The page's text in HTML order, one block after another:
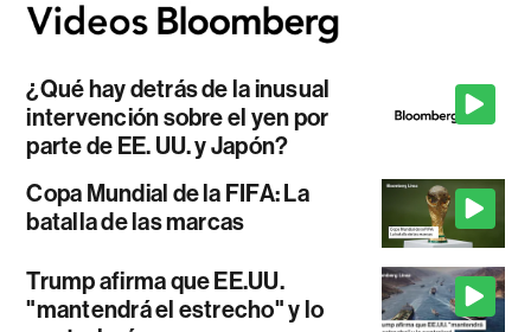
¿Qué hay detrás de la inusual
intervención sobre el yen por
parte de EE. UU. y Japón?
Copa Mundial de la FIFA: La
batalla de las marcas
Trump afirma que EE.UU.
"mantendrá el estrecho" y lo